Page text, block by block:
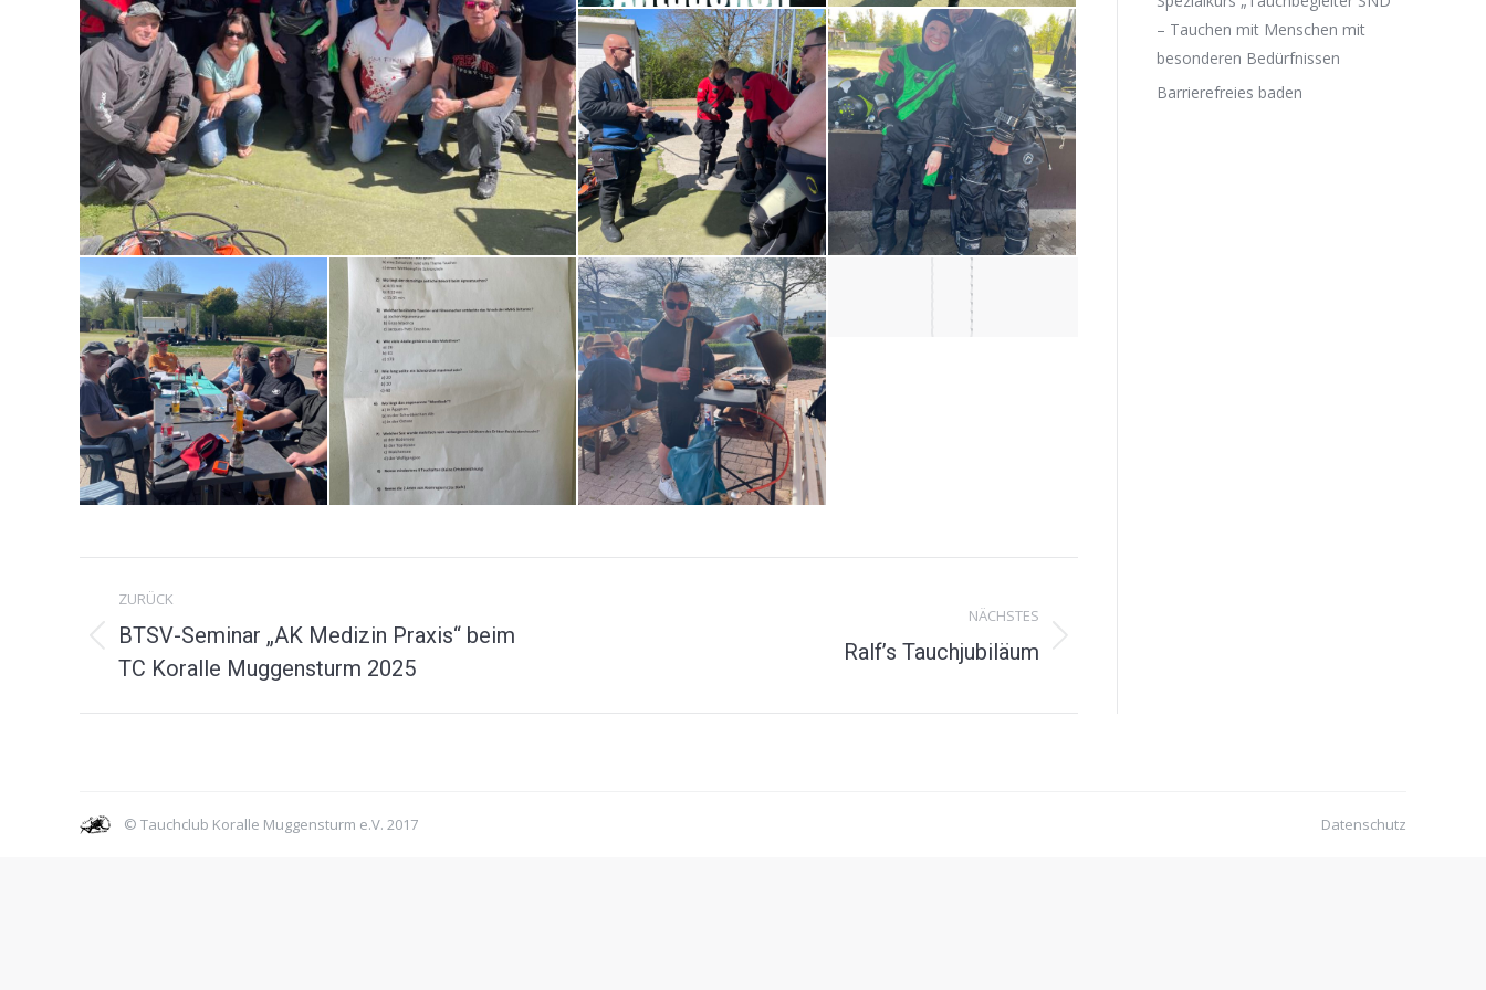
Album-
Navigation
ZURÜCK
Vorheriges
Album:
BTSV-Seminar „AK Medizin Praxis“ beim
TC Koralle Muggensturm 2025
NÄCHSTES
Ralf’s Tauchjubiläum
– Tauchen mit Menschen mit
besonderen Bedürfnissen
Barrierefreies baden
© Tauchclub Koralle Muggensturm e.V. 2017 Datenschutz